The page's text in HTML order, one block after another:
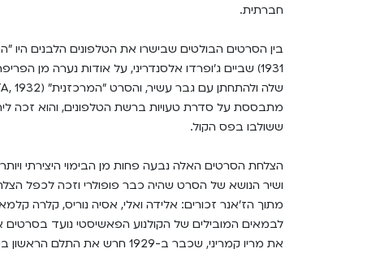
חברתית.
1931) שביים ג'ופרדו אלסנדריני, על אודות נערה מן
מתבססת על סדרת טעויות ברשת הטלפונים, והוא זכה
ששולבו בפס הקול.
הצלחת הסרטים האלה נבעה פחות מן הבימוי היצירתי
ושיר הנושא של הסרט שהיה כבר פופולרי וזכה לכפל
מתוך הז'אנר זכורים: אלידה ואלי, אסיה נוריס, קלרה
לבמאים המובילים של הקולנוע הפאשיסטי נועד